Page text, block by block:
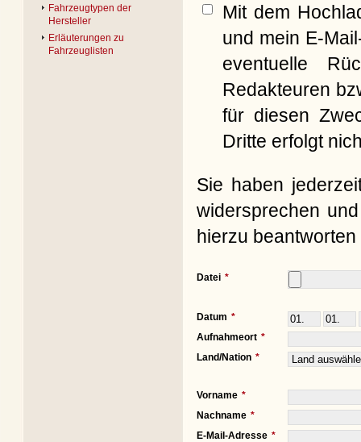
Fahrzeugtypen der
Hersteller
Erläuterungen zu
Fahrzeuglisten
Mit dem
und mein E-
eventuelle
Redakteuren
für diesen
Dritte erfolgt
Sie haben
widersprechen
hierzu
Datei
Datum
Aufnahmeort
Land/Nation
Vorname
Nachname
E-Mail-Adresse